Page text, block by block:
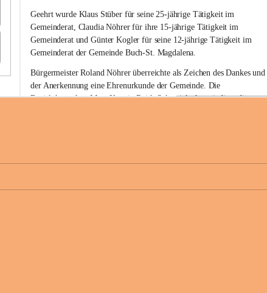
M
a
g
d
a
l
e
n
a
Geehrt wurde Klaus Stüber für seine 25-jährige Tätigkeit im
Gemeinderat, Claudia Nöhrer für ihre 15-jährige Tätigkeit im
Gemeinderat und Günter Kogler für seine 12-jährige Tätigkeit im
Gemeinderat der Gemeinde Buch-St. Magdalena.
Bürgermeister Roland Nöhrer überreichte als Zeichen des Dankes und
der Anerkennung eine Ehrenurkunde der Gemeinde. Die
Bezirkshauptfrau Mag. Kerstin Raith-Schweighofer würdigte die
+6